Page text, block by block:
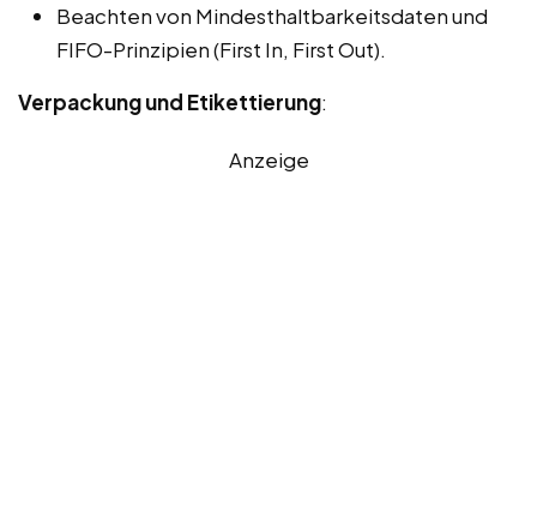
Beachten von Mindesthaltbarkeitsdaten und
FIFO-Prinzipien (First In, First Out).
Verpackung und Etikettierung:
Anzeige